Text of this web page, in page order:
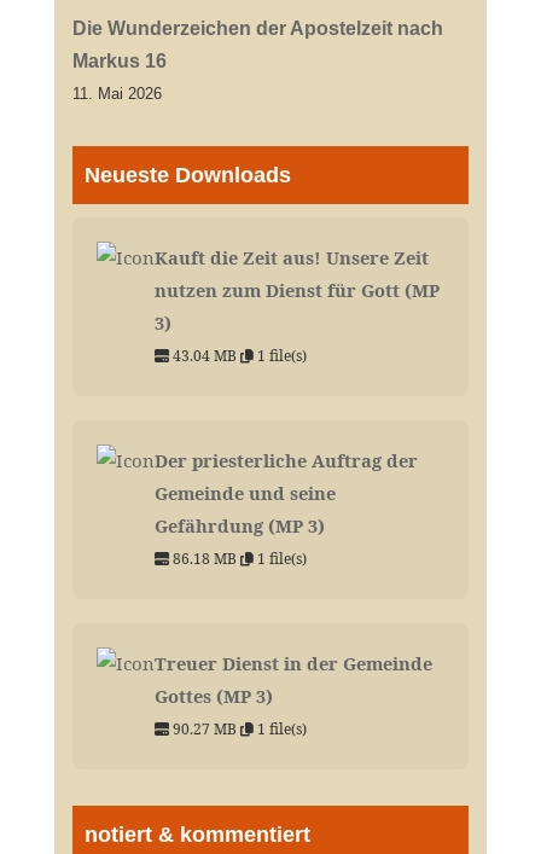
Die Wunderzeichen der Apostelzeit nach
Markus 16
11. Mai 2026
Neueste Downloads
Kauft die Zeit aus! Unsere Zeit
nutzen zum Dienst für Gott (MP
3)
43.04 MB 1 file(s)
Der priesterliche Auftrag der
Gemeinde und seine
Gefährdung (MP 3)
86.18 MB 1 file(s)
Treuer Dienst in der Gemeinde
Gottes (MP 3)
90.27 MB 1 file(s)
notiert & kommentiert